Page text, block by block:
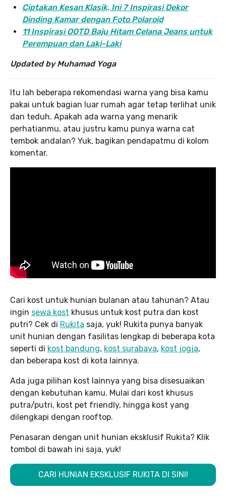
Ciptakan Kesan Klasik, Ini 7 Inspirasi Dekor
Dinding Kamar dengan Foto Polaroid
11 Inspirasi OOTD Baju Hitam Celana Jeans untuk
Perempuan dan Laki-Laki
Updated by Muhamad Yoga
Itu lah beberapa rekomendasi warna yang bisa kamu
pakai untuk bagian luar rumah agar tetap terlihat unik
dan teduh. Apakah ada warna yang menarik
perhatianmu, atau justru kamu punya warna cat
tembok andalan? Yuk, bagikan pendapatmu di kolom
komentar.
Cari kost untuk hunian bulanan atau tahunan? Atau
ingin sewa kost khusus untuk kost putra dan kost
putri? Cek di Rukita saja, yuk! Rukita punya banyak
unit hunian dengan fasilitas lengkap di beberapa kota
seperti di kost bandung, kost surabaya, kost jogja,
dan beberapa kost di kota lainnya.
Ada juga pilihan kost lainnya yang bisa disesuaikan
dengan kebutuhan kamu. Mulai dari kost khusus
putra/putri, kost pet friendly, hingga kost yang
dilengkapi dengan rooftop.
Penasaran dengan unit hunian eksklusif Rukita? Klik
tombol di bawah ini saja, yuk!
CARI HUNIAN EKSKLUSIF RUKITA DI SINI!